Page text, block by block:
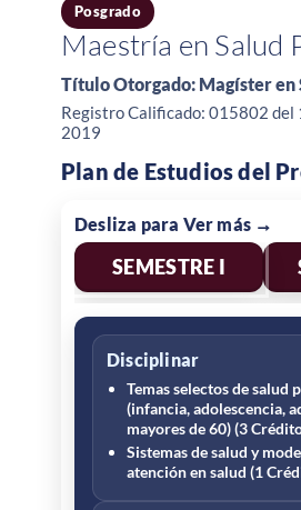
Posgrado
Maestría en Salud
Título Otorgado: Magíster en
Registro Calificado: 015802 del
2019
Plan de Estudios del
SEMESTRE I
Disciplinar
Temas selectos de salud
(infancia, adolescencia,
mayores de 60) (3
Sistemas de salud y
atención en salud (1